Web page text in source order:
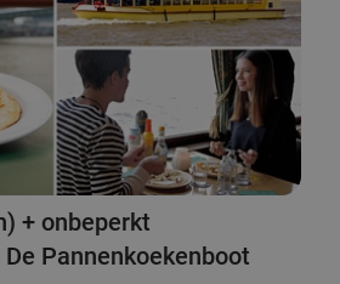
+ onbeperkt
Pannenkoekenboot